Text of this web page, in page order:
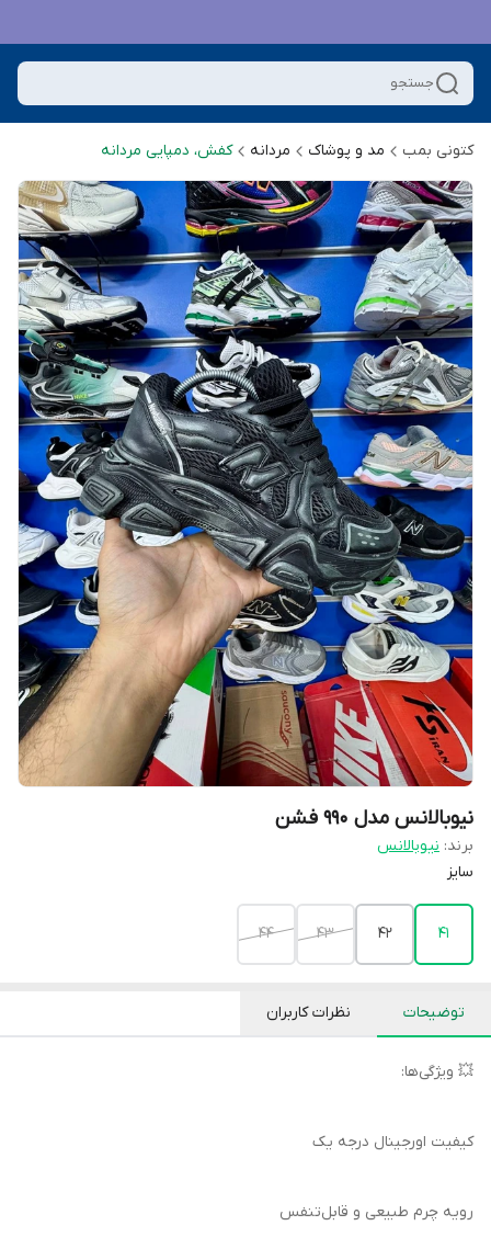
جستجو
کتونی بمب مد و پوشاک مردانه کفش، دمپایی مردانه
نیوبالانس مدل 990 فشن
برند: نیوبالانس
سایز
41
42
43
44
توضیحات نظرات کاربران
💥 ویژگی‌ها:
کیفیت اورجینال درجه یک
رویه چرم طبیعی و قابل‌تنفس